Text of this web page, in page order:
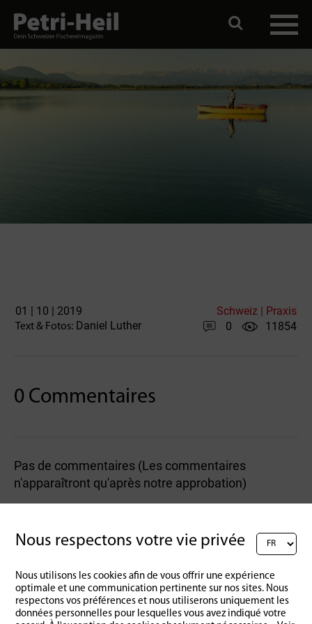
01 | 10 | 2019 Schweiz | Praxis
Text & Fotos: Daniel Luther 0 11854
0 Commentaires
Pas de commentaires (Les commentaires
n'apparaîtront qu'après notre approbation)
Rédigez un commentaire :
Nous respectons votre vie privée
Nous utilisons les cookies afin de vous offrir une expérience
optimale et une communication pertinente sur nos sites. Nous
respectons vos préférences et nous utiliserons uniquement les
données personnelles pour lesquelles vous avez indiqué votre